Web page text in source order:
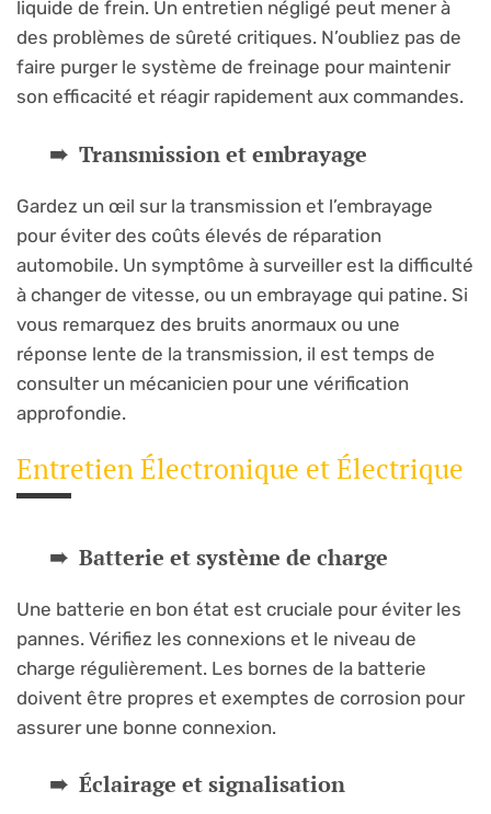
liquide de frein. Un entretien négligé peut mener à
des problèmes de sûreté critiques. N’oubliez pas de
faire purger le système de freinage pour maintenir
son efficacité et réagir rapidement aux commandes.
Transmission et embrayage
Gardez un œil sur la transmission et l’embrayage
pour éviter des coûts élevés de réparation
automobile. Un symptôme à surveiller est la difficulté
à changer de vitesse, ou un embrayage qui patine. Si
vous remarquez des bruits anormaux ou une
réponse lente de la transmission, il est temps de
consulter un mécanicien pour une vérification
approfondie.
Entretien Électronique et Électrique
Batterie et système de charge
Une batterie en bon état est cruciale pour éviter les
pannes. Vérifiez les connexions et le niveau de
charge régulièrement. Les bornes de la batterie
doivent être propres et exemptes de corrosion pour
assurer une bonne connexion.
Éclairage et signalisation